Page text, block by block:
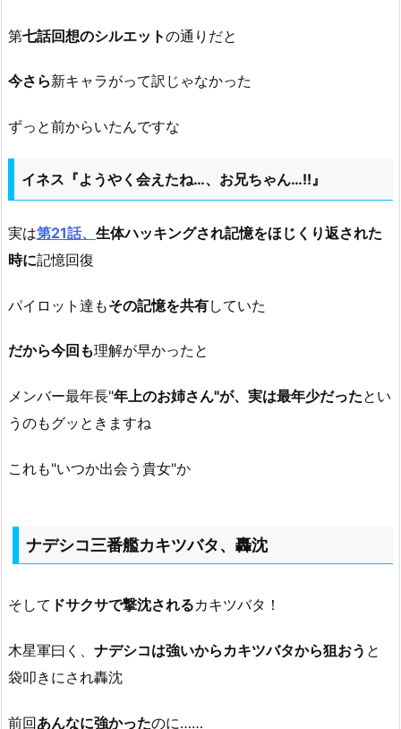
第七話回想のシルエットの通りだと
今さら新キャラがって訳じゃなかった
ずっと前からいたんですな
イネス『ようやく会えたね…、お兄ちゃん…!!』
実は第21話、 生体ハッキングされ記憶をほじくり返された
時に記憶回復
パイロット達もその記憶を共有していた
だから今回も理解が早かったと
メンバー最年長"年上のお姉さん"が、実は最年少だったとい
うのもグッときますね
これも"いつか出会う貴女"か
ナデシコ三番艦カキツバタ、轟沈
そして ドサクサで撃沈されるカキツバタ！
木星軍曰く、 ナデシコは強いからカキツバタから狙おう と
袋叩きにされ轟沈
前回あんなに強かったのに……